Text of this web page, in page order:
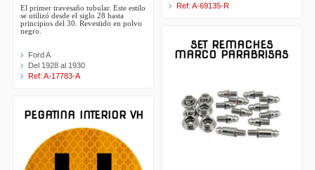
El primer travesaño tubular. Este estilo
se utilizó desde el siglo 28 hasta
principios del 30. Revestido en polvo
negro.
Ford A
Del 1928 al 1930
Ref: A-17783-A
PEGATINA INTERIOR VH
Ref: A-69135-R
SET REMACHES
MARCO PARABRISAS